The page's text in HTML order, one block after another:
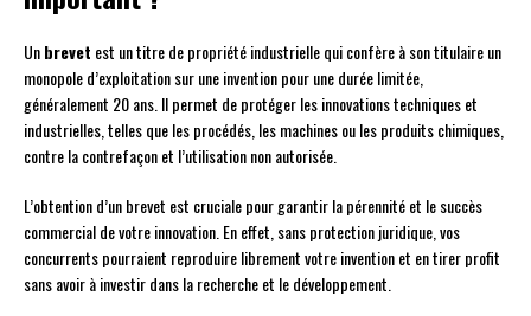
Unbrevet est un titre de propriété industrielle qui confère à son titulaire un
monopole d’exploitation sur une invention pour une durée limitée,
généralement 20 ans. Il permet de protéger les innovations techniques et
industrielles, telles que les procédés, les machines ou les produits chimiques,
contre la contrefaçon et l’utilisation non autorisée.
L’obtention d’un brevet est cruciale pour garantir la pérennité et le succès
commercial de votre innovation. En effet, sans protection juridique, vos
concurrents pourraient reproduire librement votre invention et en tirer profit
sans avoir à investir dans la recherche et le développement.